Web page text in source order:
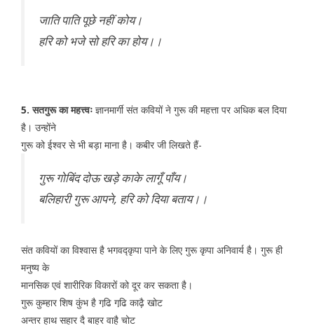
जाति पाति पूछे नहीं कोय।
हरि को भजे सो हरि का होय।।
5. सतगुरू का महत्त्वः ज्ञानमार्गी संत कवियों ने गुरू की महत्ता पर अधिक बल दिया
है। उन्होंने
गुरू को ईश्वर से भी बड़ा माना है। कबीर जी लिखते हैं-
गुरू गोबिंद दोऊ खड़े काके लागूँ पाँय।
बलिहारी गुरू आपने, हरि को दिया बताय।।
संत कवियों का विश्वास है भगवद्कृपा पाने के लिए गुरू कृपा अनिवार्य है। गुरू ही
मनुष्य के
मानसिक एवं शारीरिक विकारों को दूर कर सकता है।
गुरू कुम्हार शिष कुंभ है गढि़ गढि़ काढ़ै खोट
अन्तर हाथ सहार दै बाहर वाहै चोट